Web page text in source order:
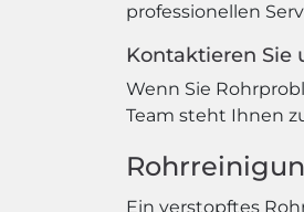
professionellen
Kontaktieren Sie
Wenn Sie
Team steht Ihnen
Ein verstopftes